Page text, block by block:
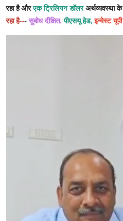
रहा है औरएक ट्रिलियन डॉलरअर्थव्यवस्था के
रहा है--- सुबोध दीक्षित, पीएसयू हेड, इन्वेस्ट यूपी